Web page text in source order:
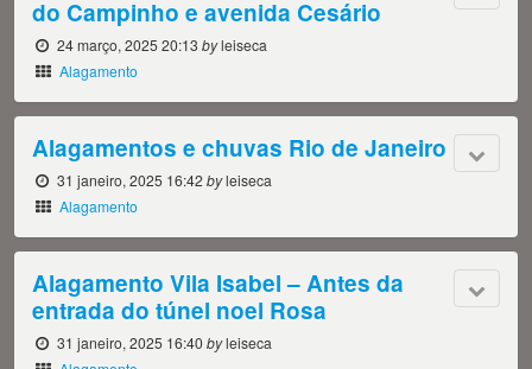
do Campinho e avenida Cesário
24 março, 2025 20:13byleiseca
Alagamento
Alagamentos e chuvas Rio de Janeiro
31 janeiro, 2025 16:42byleiseca
Alagamento
Alagamento Vila Isabel – Antes da
entrada do túnel noel Rosa
31 janeiro, 2025 16:40byleiseca